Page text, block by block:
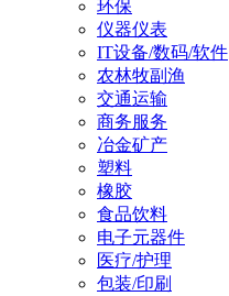
环保
仪器仪表
IT设备/数码/软件
农林牧副渔
交通运输
商务服务
冶金矿产
塑料
橡胶
食品饮料
电子元器件
医疗/护理
包装/印刷